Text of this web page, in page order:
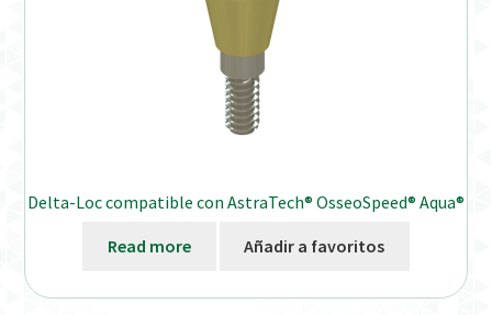
Delta-Loc compatible con AstraTech® OsseoSpeed® Aqua®
Read more Añadir a favoritos